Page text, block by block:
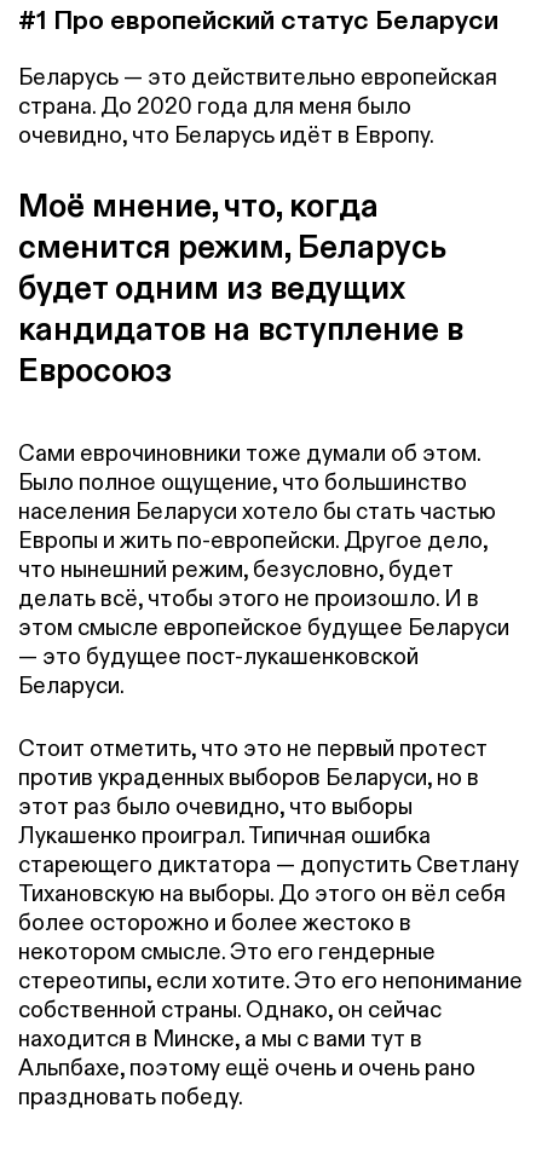
#1 Про европейский статус Беларуси
Беларусь — это действительно европейская
страна. До 2020 года для меня было
очевидно, что Беларусь идёт в Европу.
Моё мнение, что, когда
сменится режим, Беларусь
будет одним из ведущих
кандидатов на вступление в
Евросоюз
Сами еврочиновники тоже думали об этом.
Было полное ощущение, что большинство
населения Беларуси хотело бы стать частью
Европы и жить по-европейски. Другое дело,
что нынешний режим, безусловно, будет
делать всё, чтобы этого не произошло. И в
этом смысле европейское будущее Беларуси
— это будущее пост-лукашенковской
Беларуси.
Стоит отметить, что это не первый протест
против украденных выборов Беларуси, но в
этот раз было очевидно, что выборы
Лукашенко проиграл. Типичная ошибка
стареющего диктатора — допустить Светлану
Тихановскую на выборы. До этого он вёл себя
более осторожно и более жестоко в
некотором смысле. Это его гендерные
стереотипы, если хотите. Это его непонимание
собственной страны. Однако, он сейчас
находится в Минске, а мы с вами тут в
Альпбахе, поэтому ещё очень и очень рано
праздновать победу.